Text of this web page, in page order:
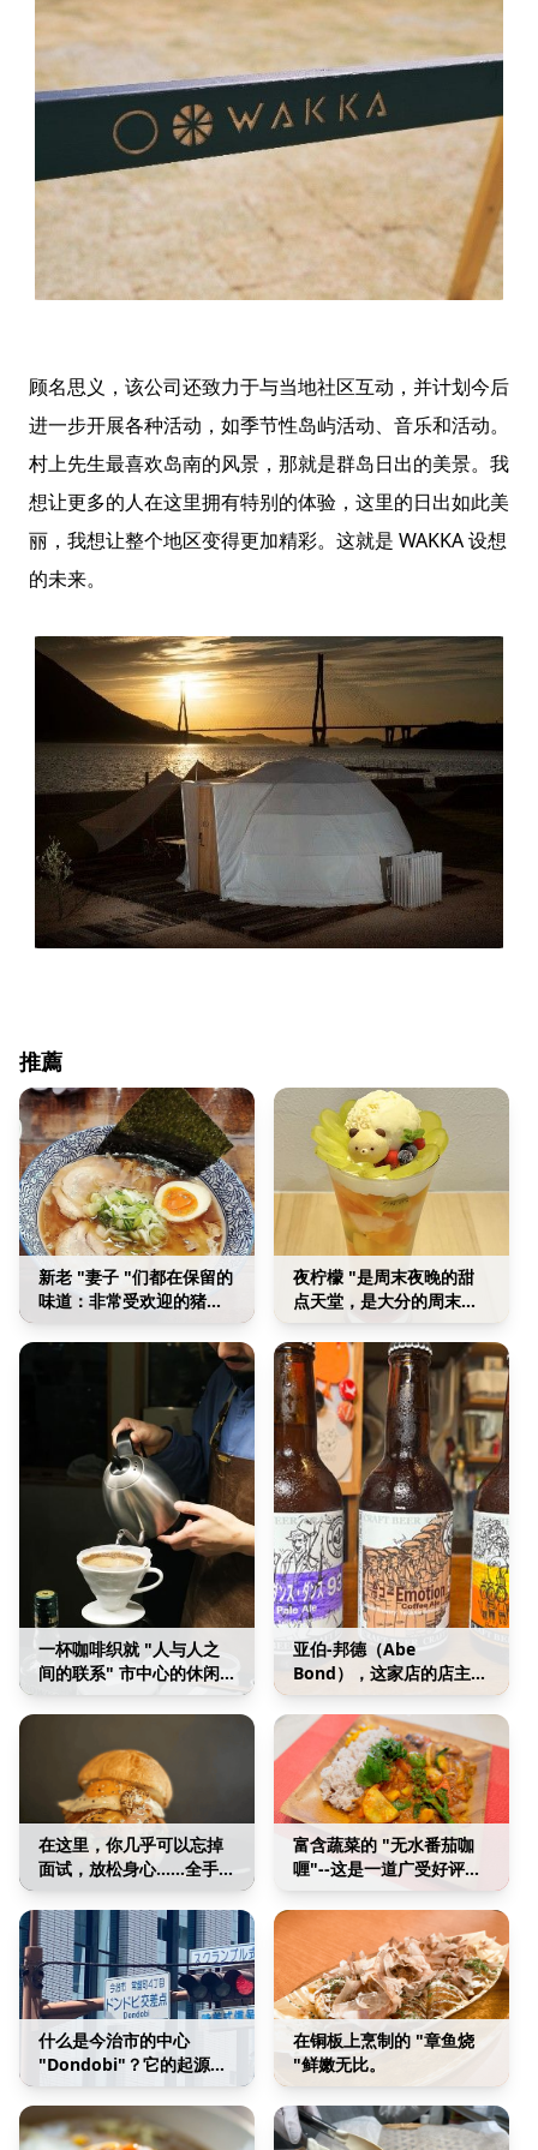
顾名思义，该公司还致力于与当地社区互动，并计划今后
进一步开展各种活动，如季节性岛屿活动、音乐和活动。
村上先生最喜欢岛南的风景，那就是群岛日出的美景。我
想让更多的人在这里拥有特别的体验，这里的日出如此美
丽，我想让整个地区变得更加精彩。这就是 WAKKA 设想
的未来。
推薦
新老 "妻子 "们都在保留的
味道：非常受欢迎的猪肉
夜柠檬 "是周末夜晚的甜
点天堂，是大分的周末冻
一杯咖啡织就 "人与人之
间的联系" 市中心的休闲
大。
亚伯-邦德（Abe
Bond），这家店的店主热
到让人颠倒的啤酒"。
在这里，你几乎可以忘掉
面试，放松身心......全手工
制作的汉堡在专门的空间
里供应。
富含蔬菜的 "无水番茄咖
喱"--这是一道广受好评的
什么是今治市的中心
"Dondobi"？它的起源与
在铜板上烹制的 "章鱼烧
"鲜嫩无比。